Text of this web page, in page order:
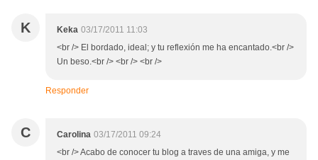
K Keka 03/17/2011 11:03
<br /> El bordado, ideal; y tu reflexión me ha encantado.<br />
Un beso.<br /> <br /> <br />
Responder
C Carolina 03/17/2011 09:24
<br /> Acabo de conocer tu blog a traves de una amiga, y me